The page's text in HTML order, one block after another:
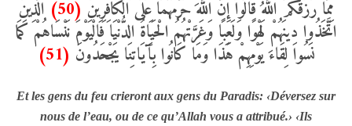
مِمَّا رَزَقَكُمُ اللَّهُ قَالُوا إِنَّ اللَّهَ حَرَّمَهُمَا عَلَى الْكَافِرِينَ (50) الَّذِينَ
اتَّخَذُوا دِينَهُمْ لَهْوًا وَلَعِبًا وَغَرَّتْهُمُ الْحَيَاةُ الدُّنْيَا فَالْيَوْمَ نَنْسَاهُمْ كَمَا
نَسُوا لِقَاءَ يَوْمِهِمْ هَذَا وَمَا كَانُوا بِآَيَاتِنَا يَجْحَدُونَ (51)
Et les gens du feu crieront aux gens du Paradis: ‹Déversez sur
nous de l’eau, ou de ce qu’Allah vous a attribué.› ‹Ils